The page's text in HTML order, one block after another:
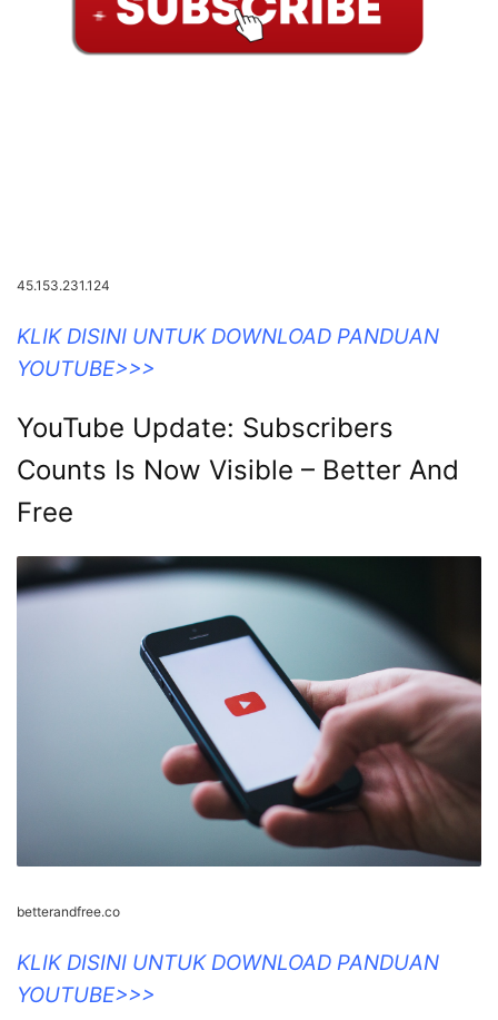
45.153.231.124
KLIK DISINI UNTUK DOWNLOAD PANDUAN
YOUTUBE>>>
YouTube Update: Subscribers
Counts Is Now Visible – Better And
Free
betterandfree.co
KLIK DISINI UNTUK DOWNLOAD PANDUAN
YOUTUBE>>>